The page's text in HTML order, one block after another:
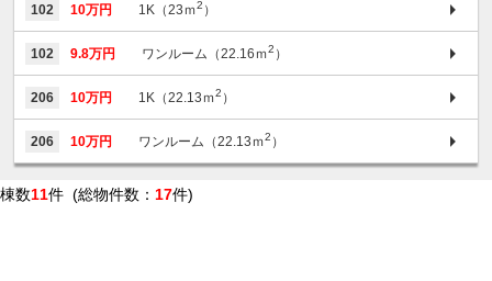
102 10万円 1K（23ｍ2 ）
102 9.8万円 ワンルーム（22.16ｍ2 ）
206 10万円 1K（22.13ｍ2 ）
206 10万円 ワンルーム（22.13ｍ2 ）
棟数11件 (総物件数： 17件)